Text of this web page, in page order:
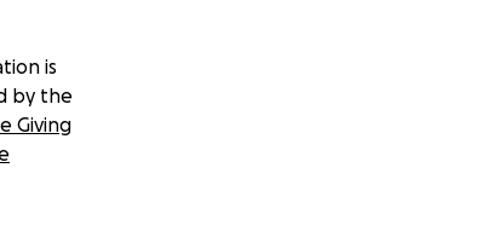
is
by the
Giving